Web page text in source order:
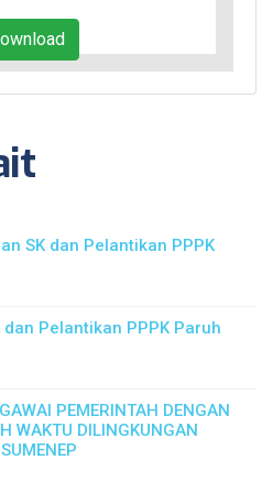
SK dan Pelantikan PPPK
Pelantikan PPPK Paruh
PEMERINTAH DENGAN
WAKTU DILINGKUNGAN